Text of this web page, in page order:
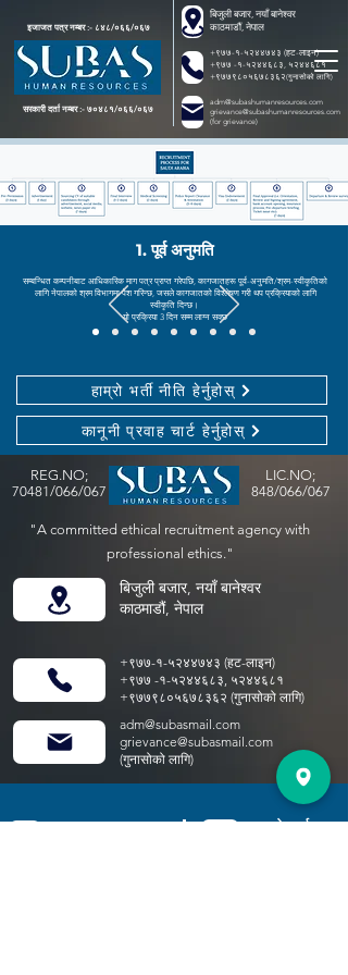
इजाजत पत्र नम्बर :- ८४८/०६६/०६७
सरकारी दर्ता नम्बर :- ७०४८१/०६६/०६७
बिजुली बजार, नयाँ बानेश्वर
काठमाडौं, नेपाल
+९७७-१-५२४४७४३ (हट-लाइन)
+९७७ -१-५२४४६८३, ५२४४६८१
+९७७९८०५६७८३६२(गुनासोको लागि)
adm@subashumanresources.com
grievance@subashumanresources.com
(for grievance)
1. पूर्व अनुमति
सम्बन्धित कम्पनीबाट आधिकारिक माग पत्र प्राप्त गरेपछि, कागजातहरू पूर्व-अनुमति/श्रम-स्वीकृतिको
लागि नेपालको श्रम विभागमा पेश गरिन्छ, जसले कागजातको विश्लेषण गरी थप प्रक्रियाको लागि
स्वीकृति दिन्छ।
यो प्रक्रिया 3 दिन सम्म लाग्न सक्छ
हाम्रो भर्ती नीति हेर्नुहोस्
कानूनी प्रवाह चार्ट हेर्नुहोस्
REG.NO;
70481/066/067
LIC.NO;
848/066/067
"A committed ethical recruitment agency with
professional ethics."
बिजुली बजार, नयाँ बानेश्वर
काठमाडौं, नेपाल
+९७७-१-५२४४७४३ (हट-लाइन)
+९७७ -१-५२४४६८३, ५२४४६८१
+९७७९८०५६७८३६२ (गुनासोको लागि)
adm@subasmail.com
grievance@subasmail.com
(गुनासोको लागि)
हाम्रो कार्यालय